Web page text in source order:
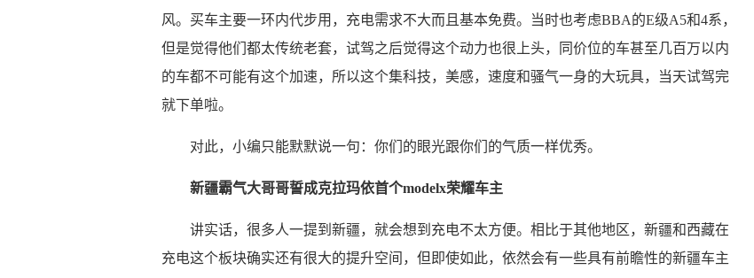
风。买车主要一环内代步用，充电需求不大而且基本免费。当时也考虑BBA的E级A5和4系，
但是觉得他们都太传统老套，试驾之后觉得这个动力也很上头，同价位的车甚至几百万以内
的车都不可能有这个加速，所以这个集科技，美感，速度和骚气一身的大玩具，当天试驾完
就下单啦。
对此，小编只能默默说一句：你们的眼光跟你们的气质一样优秀。
新疆霸气大哥哥誓成克拉玛依首个modelx荣耀车主
讲实话，很多人一提到新疆，就会想到充电不太方便。相比于其他地区，新疆和西藏在
充电这个板块确实还有很大的提升空间，但即使如此，依然会有一些具有前瞻性的新疆车主